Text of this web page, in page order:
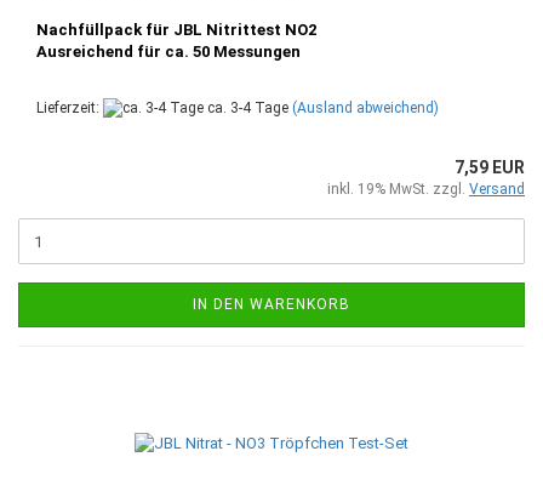
Nachfüllpack für JBL Nitrittest NO2
Ausreichend für ca. 50 Messungen
Lieferzeit: ca. 3-4 Tage (Ausland abweichend)
7,59 EUR
inkl. 19% MwSt. zzgl. Versand
IN DEN WARENKORB